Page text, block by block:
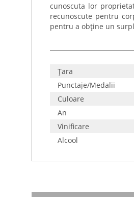
cunoscuta lor
recunoscute pentru
pentru a obține un
Țara
Punctaje/Medalii
Culoare
An
Vinificare
Alcool